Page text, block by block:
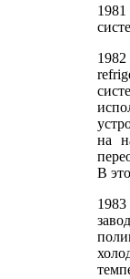
на
В